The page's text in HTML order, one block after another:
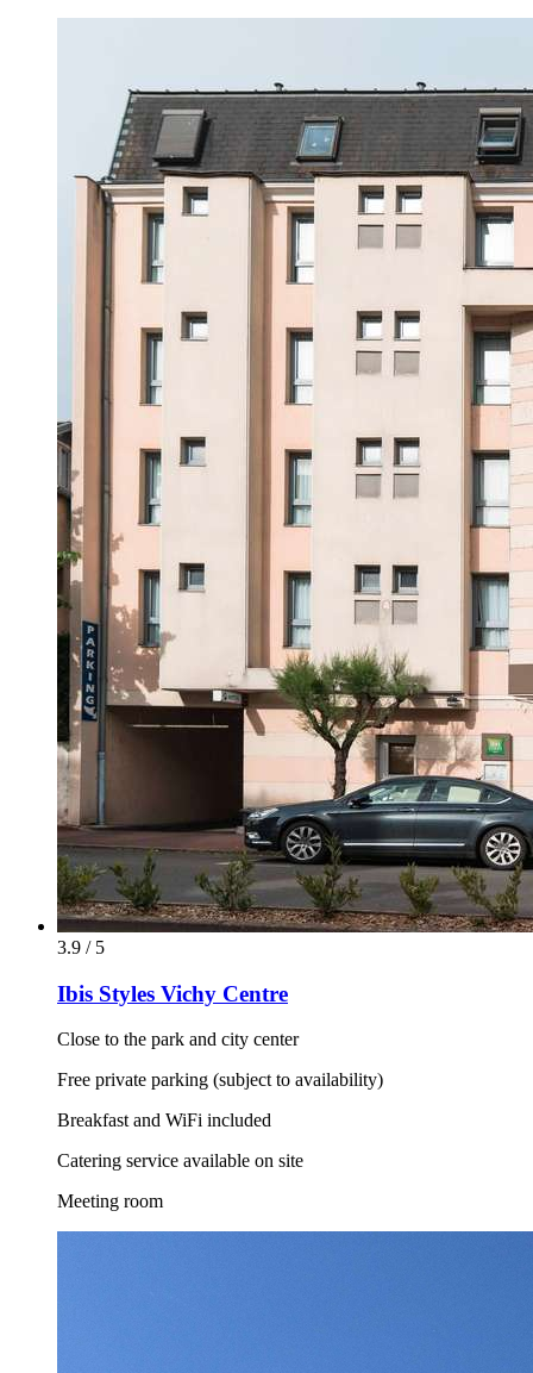
3.9 / 5
Ibis Styles Vichy Centre
Close to the park and city center
Free private parking (subject to availability)
Breakfast and WiFi included
Catering service available on site
Meeting room